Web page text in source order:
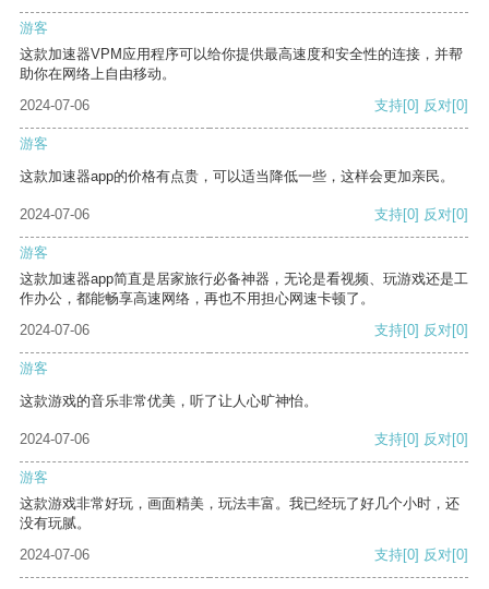
游客
这款加速器VPM应用程序可以给你提供最高速度和安全性的连接，并帮
助你在网络上自由移动。
2024-07-06
支持[0] 反对[0]
游客
这款加速器app的价格有点贵，可以适当降低一些，这样会更加亲民。
2024-07-06 支持[0] 反对[0]
游客
这款加速器app简直是居家旅行必备神器，无论是看视频、玩游戏还是工
作办公，都能畅享高速网络，再也不用担心网速卡顿了。
2024-07-06
支持[0] 反对[0]
游客
这款游戏的音乐非常优美，听了让人心旷神怡。
2024-07-06 支持[0] 反对[0]
游客
这款游戏非常好玩，画面精美，玩法丰富。我已经玩了好几个小时，还
没有玩腻。
2024-07-06
支持[0] 反对[0]